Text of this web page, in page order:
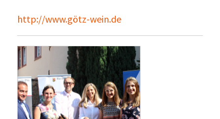
http://www.götz-wein.de